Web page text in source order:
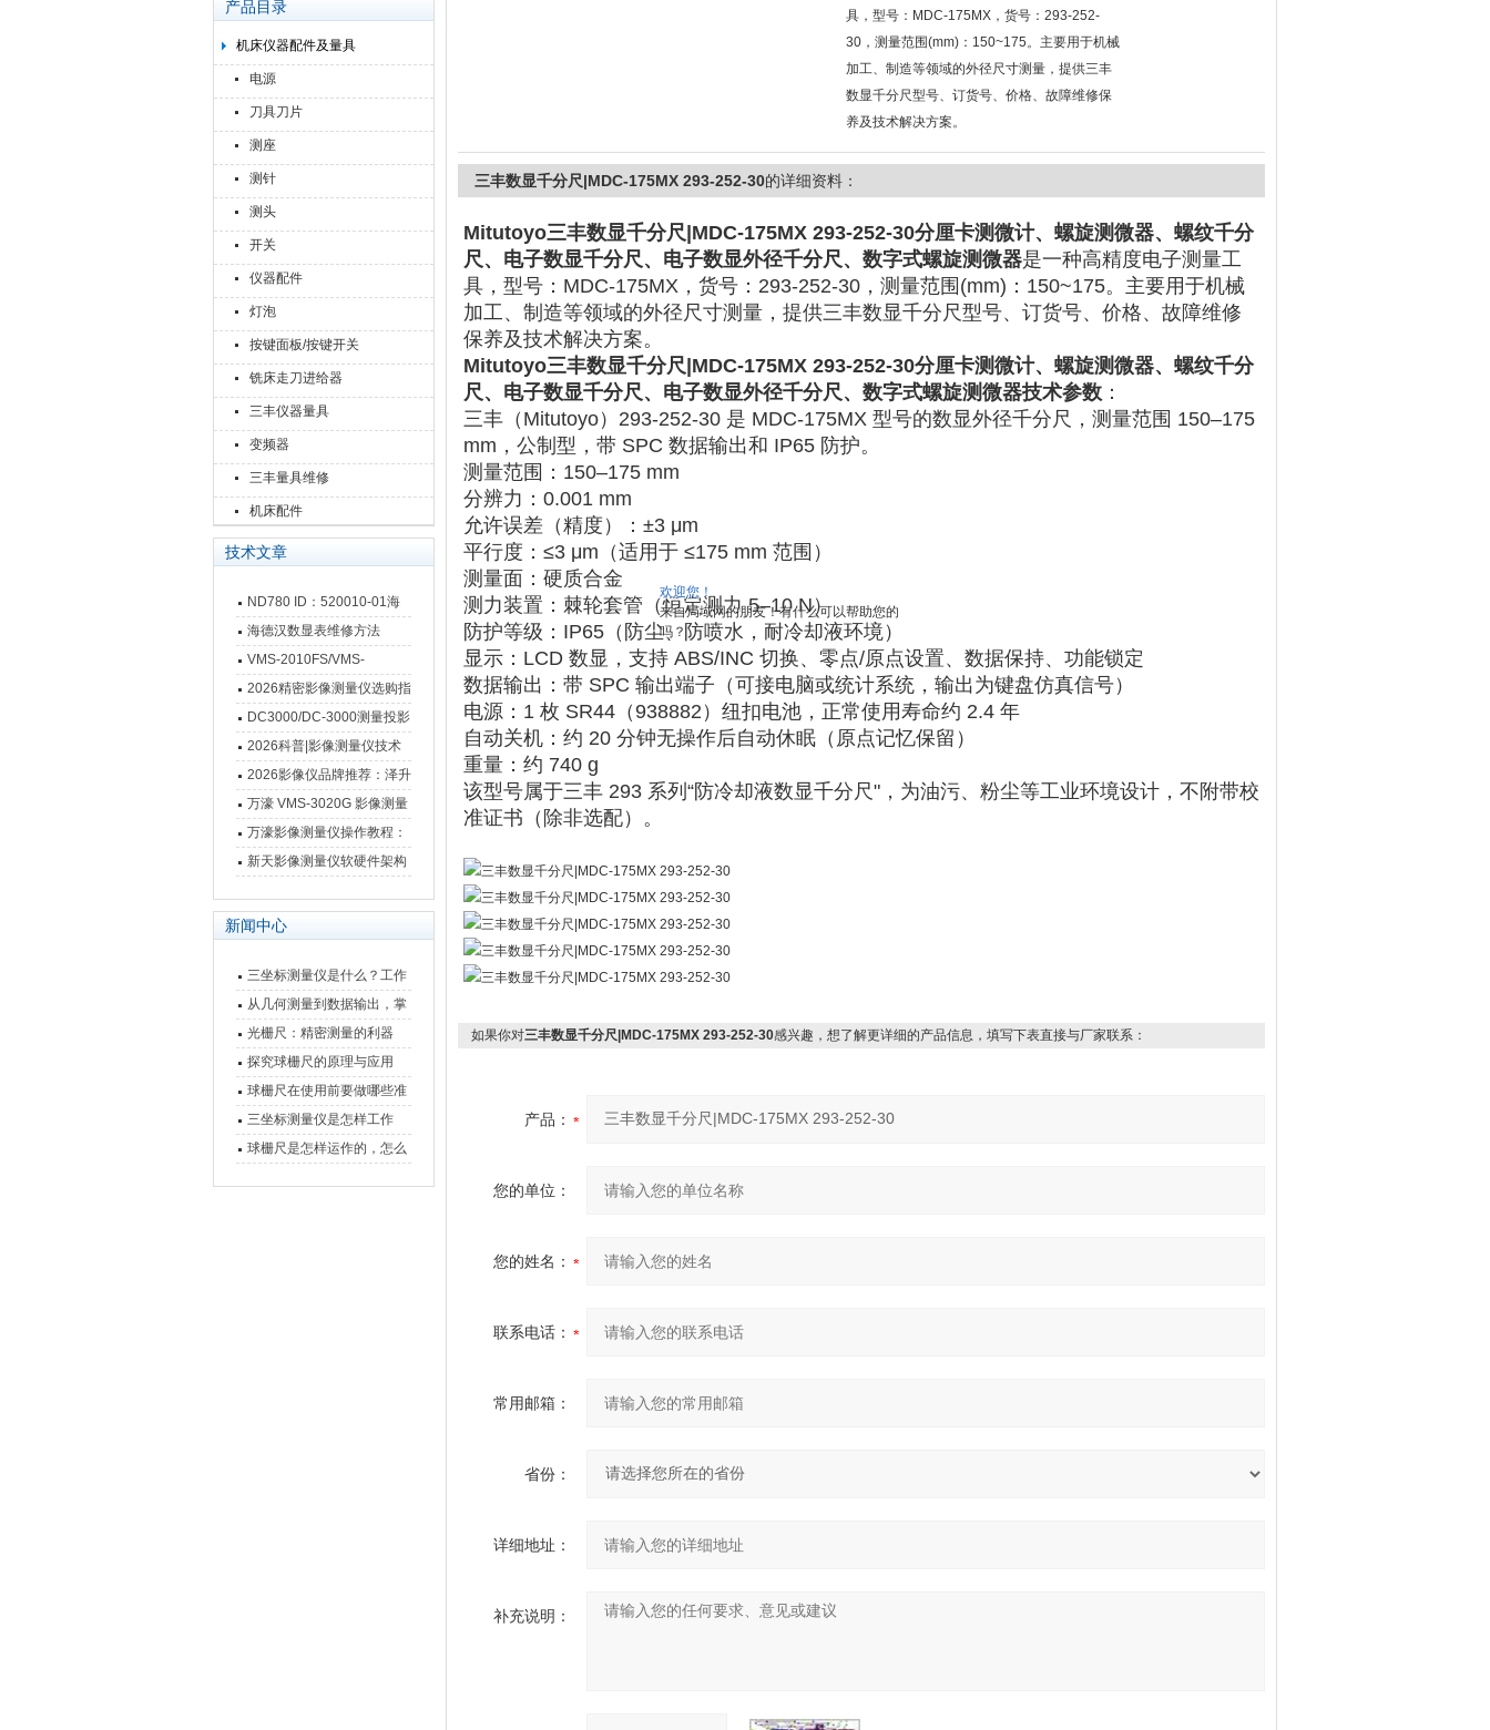
欢迎您！
来自局域网的朋友！有什么可以帮助您的
吗？
产品目录
机床仪器配件及量具
电源
刀具刀片
测座
测针
测头
开关
仪器配件
灯泡
按键面板/按键开关
铣床走刀进给器
三丰仪器量具
变频器
三丰量具维修
机床配件
技术文章
ND780 ID：520010-01海
德汉数显表故障维修内容
海德汉数显表维修方法
VMS-2010FS/VMS-
3020FS/VMS-4030FS手动
影像测量仪技术参数
2026精密影像测量仪选购指
南 靠谱品牌一站式选型推荐
DC3000/DC-3000测量投影
仪万濠数据处理器数显表故
障维修方法
2026科普|影像测量仪技术
原理、分类及选型应用
2026影像仪品牌推荐：泽升
影像测量仪选型指南
万濠 VMS-3020G 影像测量
仪技术规格与应用解析
万濠影像测量仪操作教程：
从开机到出报告，新手也能
新天影像测量仪软硬件架构
新闻中心
三坐标测量仪是什么？工作
原理、分类与核心功能一次
讲清
从几何测量到数据输出，掌
握万濠影像测量仪的六大核
心能力
光栅尺：精密测量的利器
探究球栅尺的原理与应用
球栅尺在使用前要做哪些准
备工作？
三坐标测量仪是怎样工作
的，功能有什么优势？
球栅尺是怎样运作的，怎么
具，型号：MDC-175MX，货号：293-252-
30，测量范围(mm)：150~175。主要用于机械
加工、制造等领域的外径尺寸测量，提供三丰
数显千分尺型号、订货号、价格、故障维修保
养及技术解决方案。
三丰数显千分尺|MDC-175MX 293-252-30的详细资料：
Mitutoyo三丰数显千分尺|MDC-175MX 293-252-30分厘卡测微计、螺旋测微器、螺纹千分
尺、电子数显千分尺、电子数显外径千分尺、数字式螺旋测微器是一种高精度电子测量工
具，型号：MDC-175MX，货号：293-252-30，测量范围(mm)：150~175。主要用于机械
加工、制造等领域的外径尺寸测量，提供三丰数显千分尺型号、订货号、价格、故障维修
保养及技术解决方案。
Mitutoyo三丰数显千分尺|MDC-175MX 293-252-30分厘卡测微计、螺旋测微器、螺纹千分
尺、电子数显千分尺、电子数显外径千分尺、数字式螺旋测微器技术参数 ：
三丰（Mitutoyo）293-252-30 是 MDC-175MX 型号的数显外径千分尺，测量范围 150–175
mm，公制型，带 SPC 数据输出和 IP65 防护。‌‌
测量范围 ‌：150–175 mm
分辨力 ‌：0.001 mm
允许误差（精度）
‌：‌ ±3 μm
平行度 ‌：‌ ≤3 μm ‌（适用于 ≤175 mm 范围）
测量面 ‌：硬质合金
测力装置 ‌：棘轮套管（恒定测力 5–10 N）
防护等级 ‌：‌ IP65 ‌（防尘、防喷水，耐冷却液环境）
显示 ‌：LCD 数显，支持 ABS/INC 切换、零点/原点设置、数据保持、功能锁定
数据输出 ‌：‌ 带 SPC 输出端子 ‌（可接电脑或统计系统，输出为键盘仿真信号）
电源 ‌：1 枚 SR44（938882）纽扣电池，‌ 正常使用寿命约 2.4 年
自动关机 ‌：约 20 分钟无操作后自动休眠（原点记忆保留）
重量 ‌：约 740 g
该型号属于三丰 293 系列“防冷却液数显千分尺"，为油污、粉尘等工业环境设计，不附带校
准证书（除非选配）。‌‌
如果你对三丰数显千分尺|MDC-175MX 293-252-30感兴趣，想了解更详细的产品信息，填写下表直接与厂家联系：
产品：
您的单位：
您的姓名：
联系电话：
常用邮箱：
省份：
详细地址：
补充说明：